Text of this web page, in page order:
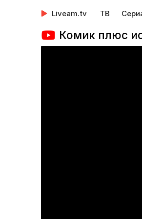
Liveam.tv ТВ
Комик плюс